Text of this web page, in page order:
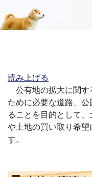
読み上げる
公有地の拡大に関す
ために必要な道路、
ることを目的として
や土地の買い取り希
す。